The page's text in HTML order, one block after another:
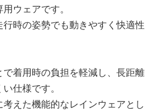
ウェアです。
時の姿勢でも動きやすく快適性
着用時の負担を軽減し、長距離
仕様です。
えた機能的なレインウェアとし